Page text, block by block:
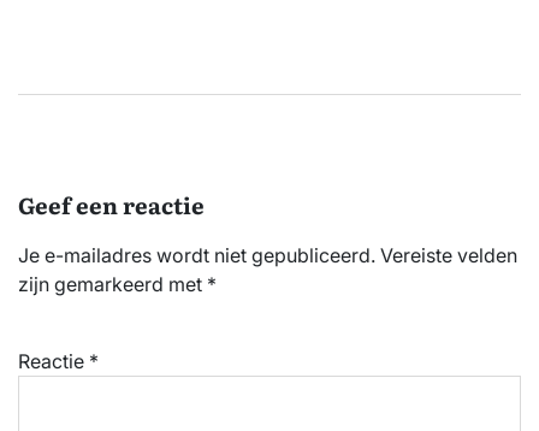
Geef een reactie
Je e-mailadres wordt niet gepubliceerd. Vereiste velden
zijn gemarkeerd met *
Reactie *